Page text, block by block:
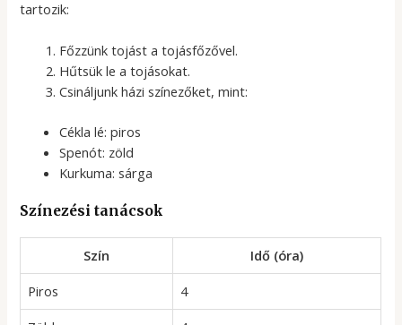
tartozik:
Főzzünk tojást a tojásfőzővel.
Hűtsük le a tojásokat.
Csináljunk házi színezőket, mint:
Cékla lé: piros
Spenót: zöld
Kurkuma: sárga
Színezési tanácsok
Szín
Idő (óra)
Piros
4